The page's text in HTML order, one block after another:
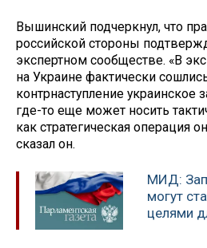
Вышинский подчеркнул, что
российской стороны
экспертном сообществе. «В
на Украине фактически
контрнаступление украинское
где-то еще может носить
как стратегическая операция
сказал он.
МИД:
могут
целями